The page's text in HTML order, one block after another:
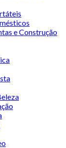
e Construção